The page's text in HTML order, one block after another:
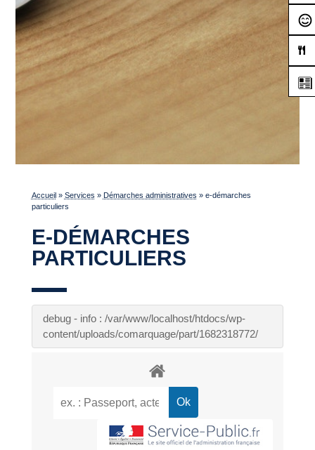
Accueil» Services » Démarches administratives » e-démarches
particuliers
E-DÉMARCHES
PARTICULIERS
debug - info : /var/www/localhost/htdocs/wp-
content/uploads/comarquage/part/1682318772/